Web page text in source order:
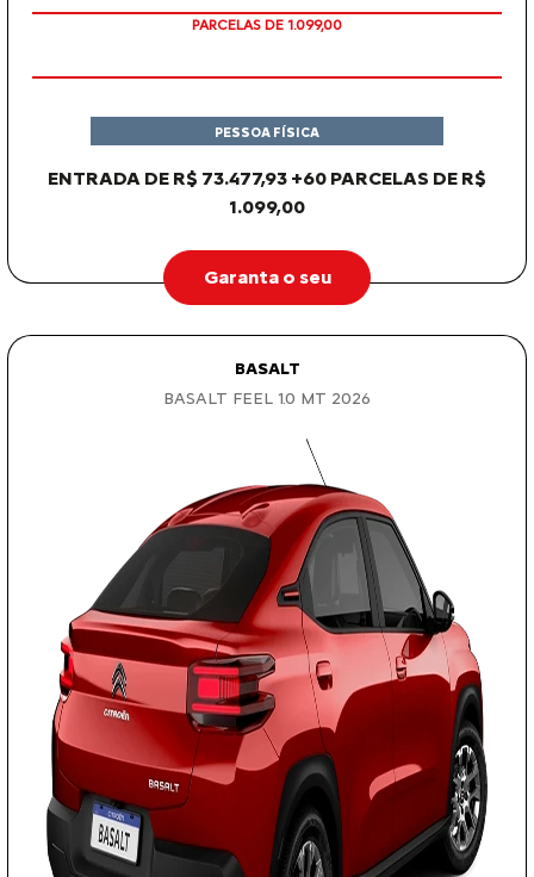
PARCELAS DE 1.099,00
ENTRADA DE R$ 73.477,93 +60 PARCELAS DE R$
1.099,00
PESSOA FÍSICA
Garanta o seu
BASALT
BASALT FEEL 1.0 MT 2026